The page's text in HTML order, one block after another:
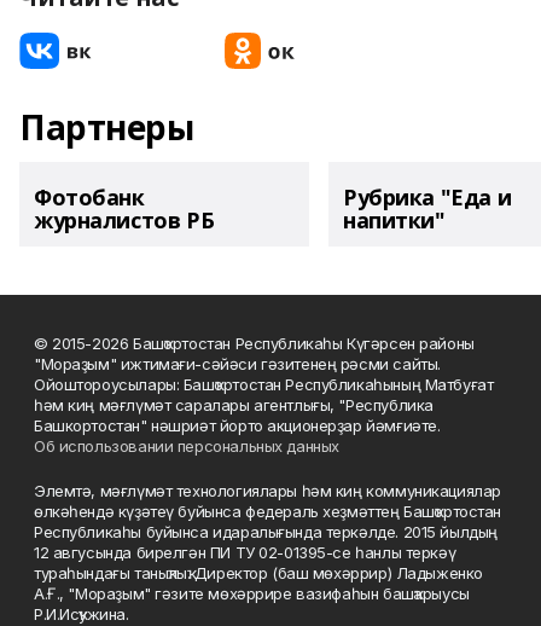
Партнеры
Фотобанк
журналистов РБ
Рубрика "Еда и
напитки"
© 2015-2026 Башҡортостан Республикаһы Күгәрсен районы
"Мораҙым" ижтимағи-сәйәси гәзитенең рәсми сайты.
Ойоштороусылары: Башҡортостан Республикаһының Матбуғат
һәм киң мәғлүмәт саралары агентлығы, "Республика
Башкортостан" нәшриәт йорто акционерҙар йәмғиәте.
Об использовании персональных данных
Элемтә, мәғлүмәт технологиялары һәм киң коммуникациялар
өлкәһендә күҙәтеү буйынса федераль хеҙмәттең Башҡортостан
Республикаһы буйынса идаралығында теркәлде. 2015 йылдың
12 авгусында бирелгән ПИ ТУ 02-01395-се һанлы теркәү
тураһындағы таныҡлыҡ. Директор (баш мөхәррир) Ладыженко
А.Ғ., "Мораҙым" гәзите мөхәррире вазифаһын башҡарыусы
Р.И.Исҡужина.